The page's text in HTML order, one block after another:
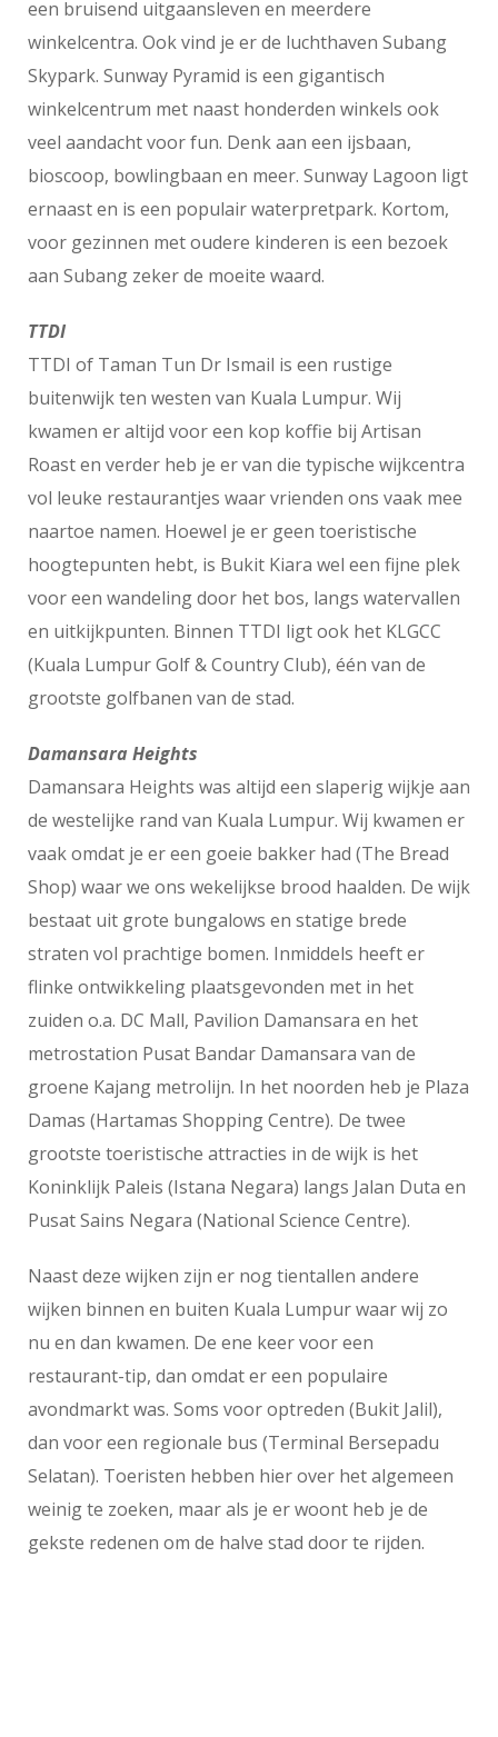
een bruisend uitgaansleven en meerdere
winkelcentra. Ook vind je er de luchthaven Subang
Skypark. Sunway Pyramid is een gigantisch
winkelcentrum met naast honderden winkels ook
veel aandacht voor fun. Denk aan een ijsbaan,
bioscoop, bowlingbaan en meer. Sunway Lagoon ligt
ernaast en is een populair waterpretpark. Kortom,
voor gezinnen met oudere kinderen is een bezoek
aan Subang zeker de moeite waard.
TTDI
TTDI of Taman Tun Dr Ismail is een rustige
buitenwijk ten westen van Kuala Lumpur. Wij
kwamen er altijd voor een kop koffie bij Artisan
Roast en verder heb je er van die typische wijkcentra
vol leuke restaurantjes waar vrienden ons vaak mee
naartoe namen. Hoewel je er geen toeristische
hoogtepunten hebt, is Bukit Kiara wel een fijne plek
voor een wandeling door het bos, langs watervallen
en uitkijkpunten. Binnen TTDI ligt ook het KLGCC
(Kuala Lumpur Golf & Country Club), één van de
grootste golfbanen van de stad.
Damansara Heights
Damansara Heights was altijd een slaperig wijkje aan
de westelijke rand van Kuala Lumpur. Wij kwamen er
vaak omdat je er een goeie bakker had (The Bread
Shop) waar we ons wekelijkse brood haalden. De wijk
bestaat uit grote bungalows en statige brede
straten vol prachtige bomen. Inmiddels heeft er
flinke ontwikkeling plaatsgevonden met in het
zuiden o.a. DC Mall, Pavilion Damansara en het
metrostation Pusat Bandar Damansara van de
groene Kajang metrolijn. In het noorden heb je Plaza
Damas (Hartamas Shopping Centre). De twee
grootste toeristische attracties in de wijk is het
Koninklijk Paleis (Istana Negara) langs Jalan Duta en
Pusat Sains Negara (National Science Centre).
Naast deze wijken zijn er nog tientallen andere
wijken binnen en buiten Kuala Lumpur waar wij zo
nu en dan kwamen. De ene keer voor een
restaurant-tip, dan omdat er een populaire
avondmarkt was. Soms voor optreden (Bukit Jalil),
dan voor een regionale bus (Terminal Bersepadu
Selatan). Toeristen hebben hier over het algemeen
weinig te zoeken, maar als je er woont heb je de
gekste redenen om de halve stad door te rijden.